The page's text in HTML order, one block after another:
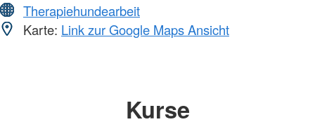
Therapiehundearbeit
Karte: Link zur Google Maps Ansicht
Kurse